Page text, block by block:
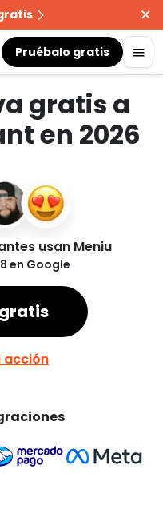
Pruébalo gratis
gratis a
en 2026
usan Meniu
en Google
acción